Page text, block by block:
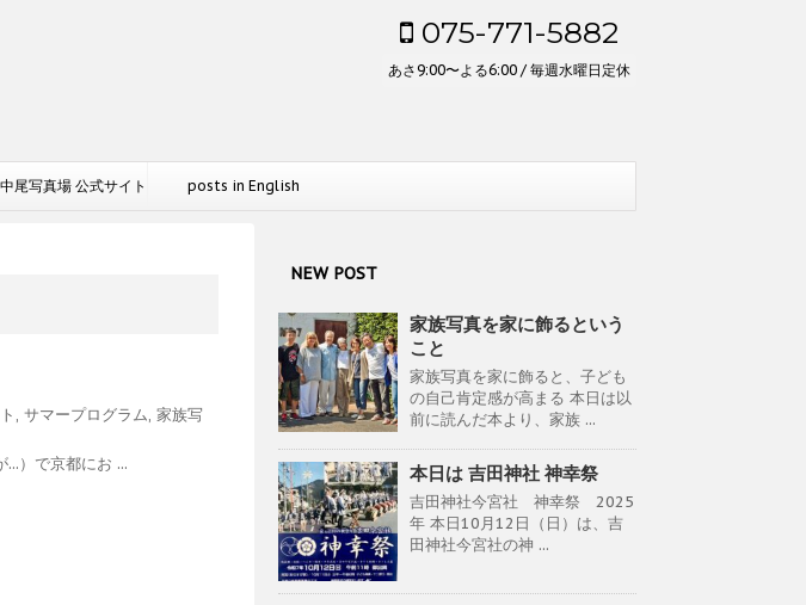
075-771-5882
あさ9:00〜よる6:00 / 毎週水曜日定休
尾写真場 公式サイト posts in English
, サマープログラム, 家族写
）で京都にお ...
NEW POST
家族写真を家に飾るという
こと
家族写真を家に飾ると、子ども
の自己肯定感が高まる 本日は以
前に読んだ本より、家族 ...
本日は 吉田神社 神幸祭
吉田神社今宮社 神幸祭 2025
年 本日10月12日（日）は、吉
田神社今宮社の神 ...